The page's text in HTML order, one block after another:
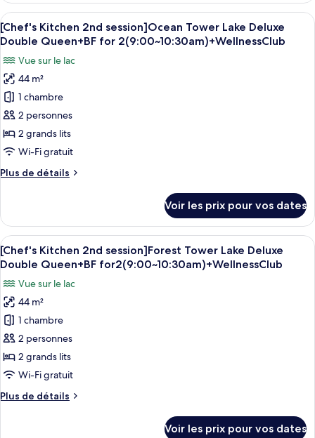
Deluxe
Double
Queen
(Obstructed
View)
type
de
chambre
Tower
Business
Deluxe
Double
Queen
View)
Afficher
toutes
photos
pour
ce
type
de
chambre :
Kitchen
Tower
Lake
Deluxe
Double
Queen+BF
for
2(9:00~10:30am)+WellnessClub
Couette en duvet d'oie, minibar,
6
[Chef's Kitchen 2nd session]Ocean Tower Lake Deluxe
Double Queen+BF for 2(9:00~10:30am)+WellnessClub
Vue sur le lac
44 m²
1 chambre
2 personnes
2 grands lits
Wi-Fi gratuit
Plus de détails
Plus
le
type
de
chambre
Kitchen
2nd
session]Ocean
Tower
Lake
Double
Queen+BF
2(9:00~10:30am)+WellnessClub
Voir les prix pour vos dates
Afficher
toutes
photos
pour
ce
type
de
chambre :
Kitchen
Une chambre d’hôtel avec deux lits,
5
[Chef's Kitchen 2nd session]Forest Tower Lake Deluxe
Double Queen+BF for2(9:00~10:30am)+WellnessClub
Vue sur le lac
44 m²
1 chambre
2 personnes
2 grands lits
Wi-Fi gratuit
Plus de détails
Plus
Voir les prix pour vos dates